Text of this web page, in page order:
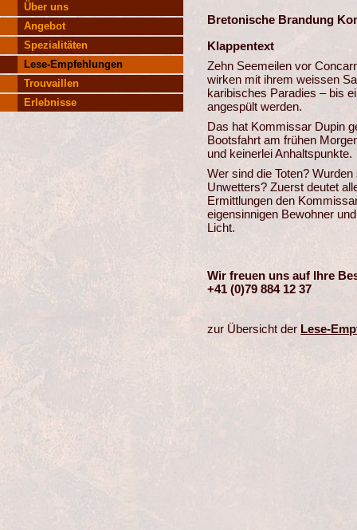
Über uns
Angebot
Spezialitäten
Lese-Empfehlungen
Trouvaillen
Erlebnisse
Bretonische Brandung
Klappentext
Zehn Seemeilen vor
wirken mit ihrem weissen
karibisches Paradies – bis
angespült werden.
Das hat Kommissar Dupin
Bootsfahrt am frühen
und keinerlei Anhaltspunkte.
Wer sind die Toten?
Unwetters? Zuerst deutet
Ermittlungen den
eigensinnigen Bewohner
Licht.
Wir freuen uns auf Ihre
+41 (0)79 884 12 37
zur Übersicht der Lese-